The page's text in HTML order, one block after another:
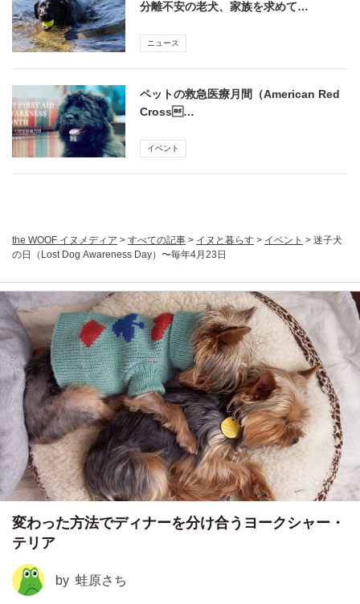
分離不安の老犬、家族を求めて…
ニュース
ペットの救急医療月間（American Red
Cross…
イベント
the WOOF イヌメディア > すべての記事 > イヌと暮らす > イベント > 迷子犬
の日（Lost Dog Awareness Day）〜毎年4月23日
変わった方法でディナーを分け合うヨークシャー・
テリア
by 蛙原さち